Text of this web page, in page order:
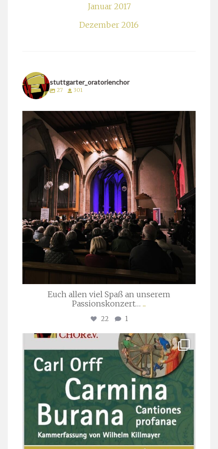
Januar 2017
Dezember 2016
stuttgarter_oratorienchor
27 301
stuttgarter_oratorienchor
März 24
Euch allen viel Spaß an unserem
Passionskonzert… ...
22 1
stuttgarter_oratorienchor
Juli 22